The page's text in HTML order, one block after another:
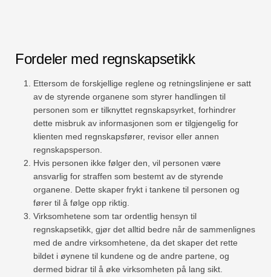
Fordeler med regnskapsetikk
Ettersom de forskjellige reglene og retningslinjene er satt
av de styrende organene som styrer handlingen til
personen som er tilknyttet regnskapsyrket, forhindrer
dette misbruk av informasjonen som er tilgjengelig for
klienten med regnskapsfører, revisor eller annen
regnskapsperson.
Hvis personen ikke følger den, vil personen være
ansvarlig for straffen som bestemt av de styrende
organene. Dette skaper frykt i tankene til personen og
fører til å følge opp riktig.
Virksomhetene som tar ordentlig hensyn til
regnskapsetikk, gjør det alltid bedre når de sammenlignes
med de andre virksomhetene, da det skaper det rette
bildet i øynene til kundene og de andre partene, og
dermed bidrar til å øke virksomheten på lang sikt.